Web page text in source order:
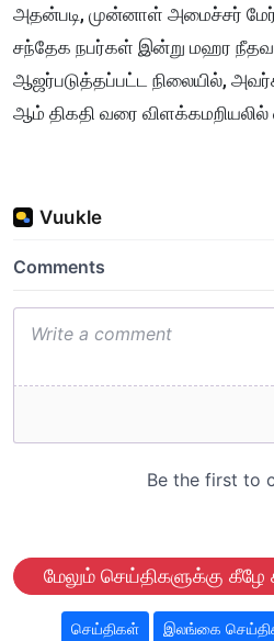
அதன்படி, முன்னாள் அமைச்சர்
சந்தேக நபர்கள் இன்று மஹர
ஆஜர்படுத்தப்பட்ட நிலையில்,
ஆம் திகதி வரை
மேலும் செய்திகளுக்கு கீழே
செய்திகள் இலங்கை